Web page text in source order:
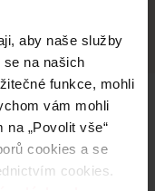
aby naše služby
na našich
funkce, mohli
vám mohli
„Povolit vše“
cookies a se
cookies.
celé ČR.